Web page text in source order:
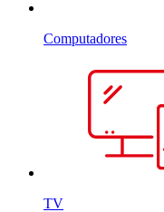
Computadores
TV